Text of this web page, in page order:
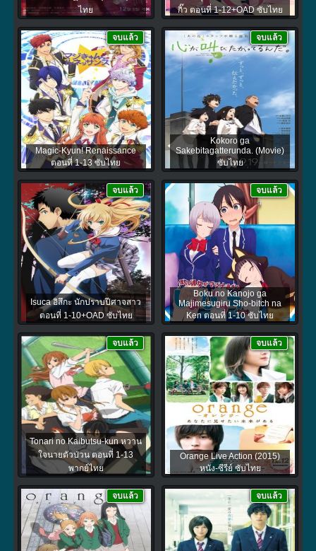
ไทย
กิ๊ว ตอนที่ 1-12+OAD ซับไทย
Magic-Kyun! Renaissance
ตอนที่ 1-13 ซับไทย
จบแล้ว
Kokoro ga
Sakebitagatterunda. (Movie)
ซับไทย
จบแล้ว
Isuca อิสึกะ นักปราบปีศาจสาว
ตอนที่ 1-10+OAD ซับไทย
จบแล้ว
Boku no Kanojo ga
Majimesugiru Sho-bitch na
Ken ตอนที่ 1-10 ซับไทย
จบแล้ว
Tonari no Kaibutsu-kun หวาน
ใจนายตัวป่วน ตอนที่ 1-13
พากย์ไทย
จบแล้ว
Orange Live Action (2015)
หนัง-ซีรีย์ ซับไทย
จบแล้ว
จบแล้ว จบแล้ว